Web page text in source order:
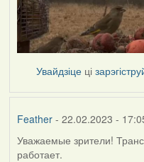
Увайдзіце ці
Feather- 22.02.2023 -
Уважаемые зрители!
работает.